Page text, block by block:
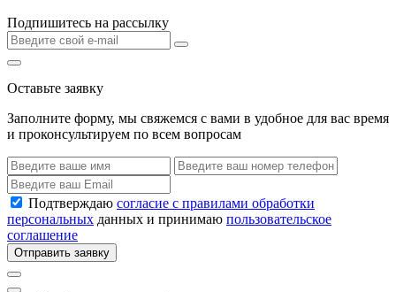
Подпишитесь на рассылку
Оставьте заявку
Заполните форму, мы свяжемся с вами в удобное для вас время
и проконсультируем по всем вопросам
Подтверждаю согласие с правилами обработки
персональных данных и принимаю пользовательское
соглашение
Отправить заявку